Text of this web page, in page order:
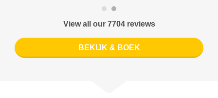
View all our 7704 reviews
BEKIJK & BOEK